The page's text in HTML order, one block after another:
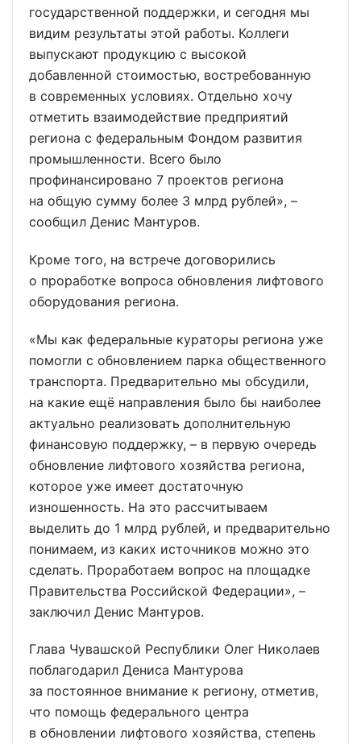
государственной поддержки, и сегодня мы
видим результаты этой работы. Коллеги
выпускают продукцию с высокой
добавленной стоимостью, востребованную
в современных условиях. Отдельно хочу
отметить взаимодействие предприятий
региона с федеральным Фондом развития
промышленности. Всего было
профинансировано 7 проектов региона
на общую сумму более 3 млрд рублей», –
сообщил Денис Мантуров.
Кроме того, на встрече договорились
о проработке вопроса обновления лифтового
оборудования региона.
«Мы как федеральные кураторы региона уже
помогли с обновлением парка общественного
транспорта. Предварительно мы обсудили,
на какие ещё направления было бы наиболее
актуально реализовать дополнительную
финансовую поддержку, – в первую очередь
обновление лифтового хозяйства региона,
которое уже имеет достаточную
изношенность. На это рассчитываем
выделить до 1 млрд рублей, и предварительно
понимаем, из каких источников можно это
сделать. Проработаем вопрос на площадке
Правительства Российской Федерации», –
заключил Денис Мантуров.
Глава Чувашской Республики Олег Николаев
поблагодарил Дениса Мантурова
за постоянное внимание к региону, отметив,
что помощь федерального центра
в обновлении лифтового хозяйства, степень